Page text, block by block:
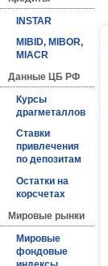
INSTAR
MIBID, MIBOR,
MIACR
Данные ЦБ РФ
Курсы
драгметаллов
Ставки
привлечения
по депозитам
Остатки на
корсчетах
Мировые рынки
Мировые
фондовые